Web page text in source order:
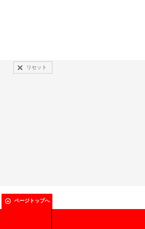
リセット
ページトップへ